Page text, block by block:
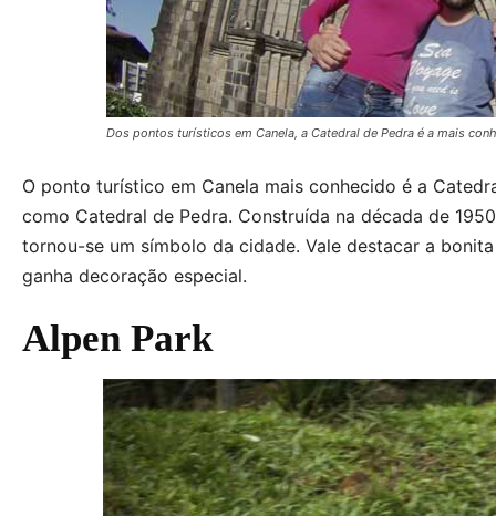
Dos pontos turísticos em Canela, a Catedral de Pedra é a mais
O ponto turístico em Canela mais conhecido é a
como Catedral de Pedra. Construída na década de
tornou-se um símbolo da cidade. Vale destacar a
ganha decoração especial.
Alpen Park